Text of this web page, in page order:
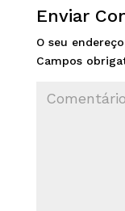
Enviar
O seu
Campos